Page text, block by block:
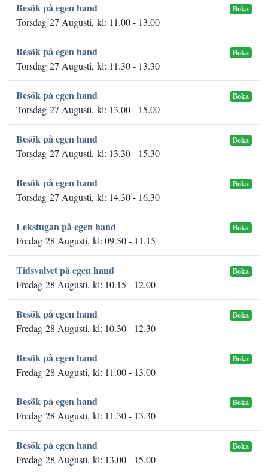
Besök på egen hand Boka
Torsdag 27 Augusti, kl: 11.00 - 13.00
Besök på egen hand Boka
Torsdag 27 Augusti, kl: 11.30 - 13.30
Besök på egen hand Boka
Torsdag 27 Augusti, kl: 13.00 - 15.00
Besök på egen hand Boka
Torsdag 27 Augusti, kl: 13.30 - 15.30
Besök på egen hand Boka
Torsdag 27 Augusti, kl: 14.30 - 16.30
Lekstugan på egen hand Boka
Fredag 28 Augusti, kl: 09.50 - 11.15
Tidsvalvet på egen hand Boka
Fredag 28 Augusti, kl: 10.15 - 12.00
Besök på egen hand Boka
Fredag 28 Augusti, kl: 10.30 - 12.30
Besök på egen hand Boka
Fredag 28 Augusti, kl: 11.00 - 13.00
Besök på egen hand Boka
Fredag 28 Augusti, kl: 11.30 - 13.30
Besök på egen hand Boka
Fredag 28 Augusti, kl: 13.00 - 15.00